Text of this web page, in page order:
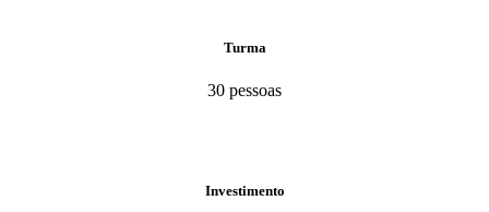
Turma
30 pessoas
Investimento